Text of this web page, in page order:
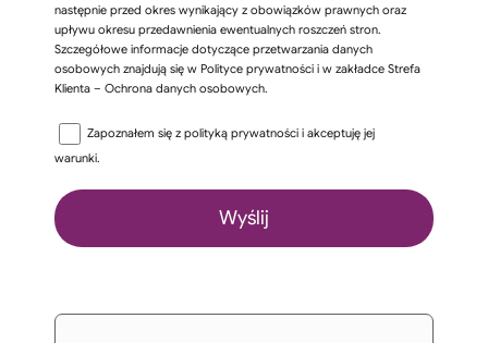
następnie przed okres wynikający z obowiązków prawnych oraz
upływu okresu przedawnienia ewentualnych roszczeń stron.
Szczegółowe informacje dotyczące przetwarzania danych
osobowych znajdują się w Polityce prywatności i w zakładce Strefa
Klienta – Ochrona danych osobowych.
Zapoznałem się z polityką prywatności i akceptuję jej
warunki.